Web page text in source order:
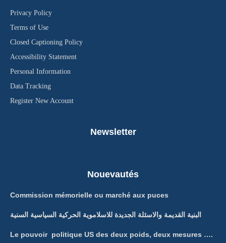
Privacy Policy
Terms of Use
Closed Captioning Policy
Accessibility Statement
Personal Information
Data Tracking
Register New Account
Newsletter
Nouevautés
Commission mémorielle ou marché aux puces
البنية القديمة والاسئلة الجديدة للاسلاموية الحركية السياسية السنية
Le pouvoir politique US des deux poids, deux mesures ….